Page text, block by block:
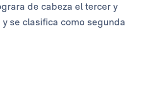
de cabeza el tercer y
se clasifica como segunda